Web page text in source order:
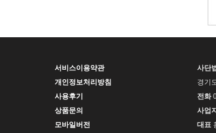
서비스이용약관
개인정보처리방침
사용후기
상품문의
모바일버전
사단
경기
전화
사업
대표